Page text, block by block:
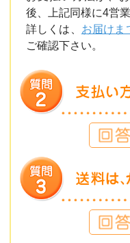
後、上記同様に4営
詳しくは、 お届けま
ご確認下さい。